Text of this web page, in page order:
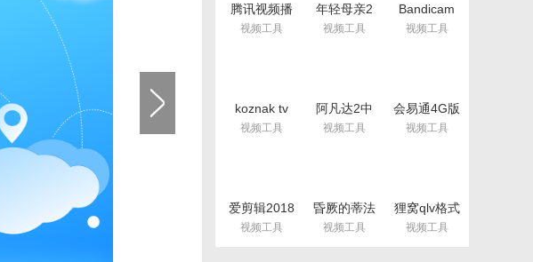
码或手机号码、短信验证码登
即可。
协作高效化。
腾讯视频播
放器(腾讯视
频)
视频工具
年轻母亲2
中文字幕最
新版
视频工具
Bandicam
绿色便携版
(硬件配置要
视频工具
koznak tv
PC版客户端
(维语视频播
视频工具
阿凡达2中
文字幕srt文
件(阿凡达2
视频工具
会易通4G版
(企业视频会
议工具)
视频工具
爱剪辑2018
永久免费版
v3.0 免付费
视频工具
昏厥的蒂法
2欺凌蒂法
视频免费版
视频工具
狸窝qlv格式
转换为mp4
免费版(qlv
视频工具